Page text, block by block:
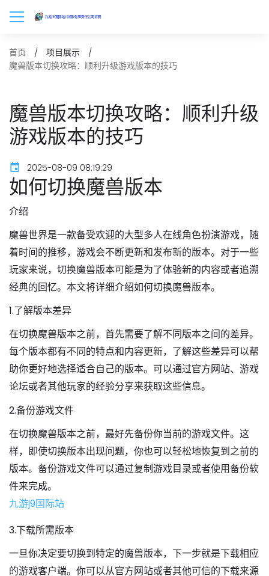
首页
项目展示
魔兽版本切换攻略：顺利升级游戏版本的技巧
魔兽版本切换攻略：顺利升级
游戏版本的技巧
2025-08-09 08:19:29
如何切换魔兽版本
介绍
魔兽世界是一款备受欢迎的大型多人在线角色扮演游戏，随
着时间的推移，游戏会不断更新和发布新的版本。对于一些
玩家来说，切换魔兽版本可能是为了体验新的内容或者追溯
经典的回忆。本文将详细介绍如何切换魔兽版本。
1.了解版本差异
在切换魔兽版本之前，首先需要了解不同版本之间的差异。
每个版本都有不同的特点和内容更新，了解这些差异可以帮
助你更好地选择适合自己的版本。可以通过官方网站、游戏
论坛或者其他玩家的经验分享来获取这些信息。
2.备份游戏文件
在切换魔兽版本之前，最好先备份你当前的游戏文件。这
样，即使切换版本出现问题，你也可以轻松地恢复到之前的
版本。备份游戏文件可以通过复制游戏目录或者使用备份软
件来完成。
九游j9国际站
3.下载所需版本
一旦你决定要切换到特定的魔兽版本，下一步就是下载相应
的游戏客户端。你可以从官方网站或者其他可信的下载来源